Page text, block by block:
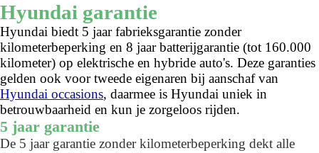
Hyundai garantie
Hyundai biedt 5 jaar fabrieksgarantie zonder
kilometerbeperking en 8 jaar batterijgarantie (tot 160.000
kilometer) op elektrische en hybride auto's. Deze garanties
gelden ook voor tweede eigenaren bij aanschaf van
Hyundai occasions, daarmee is Hyundai uniek in
betrouwbaarheid en kun je zorgeloos rijden.
5 jaar garantie
De 5 jaar garantie zonder kilometerbeperking dekt alle